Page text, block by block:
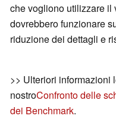
che vogliono utilizzare il
dovrebbero funzionare
riduzione dei dettagli e
>> Ulteriori informazioni
nostroConfronto delle
dei Benchmark.